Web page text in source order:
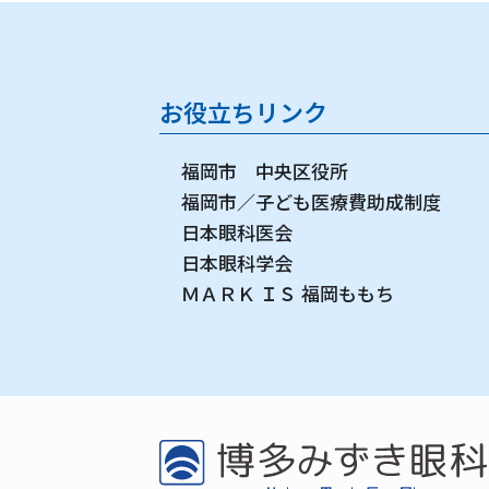
お役立ちリンク
福岡市 中央区役所
福岡市／子ども医療費助成制度
日本眼科医会
日本眼科学会
ＭＡＲＫ ＩＳ 福岡ももち